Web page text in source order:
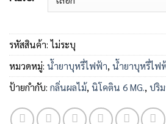
รหัสสินค้า:ไม่ระบุ
หมวดหมู่: น้ำยาบุหรี่ไฟฟ้า, น้ำยาบุหรี่ไฟ
ป้ายกำกับ: กลิ่นผลไม้, นิโคติน 6 MG., ปริ